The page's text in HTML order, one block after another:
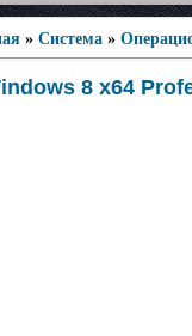
» Система »
8 x64